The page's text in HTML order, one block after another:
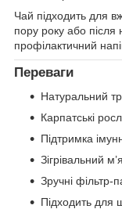
Чай підходить для
пору року або
профілактичний
Переваги
Натуральний
Карпатські
Підтримка
Зігрівальний
Зручні фільтр-
Підходить для